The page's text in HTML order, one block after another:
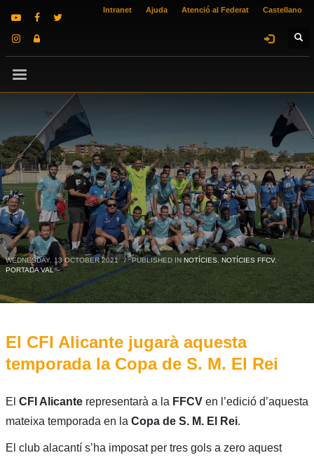
Intranet Ajuda Atenció al Federat Castellano
WEDNESDAY, 13 OCTOBER 2021 / PUBLISHED IN NOTÍCIES, NOTÍCIES FFCV,
PORTADA VAL
El CFI Alicante jugarà aquesta
temporada la Copa de S. M. El Rei
El CFI Alicante representarà a la FFCV en l’edició d’aquesta
mateixa temporada en la Copa de S. M. El Rei.
El club alacantí s’ha imposat per tres gols a zero aquest